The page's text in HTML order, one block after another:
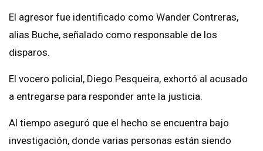
El agresor fue identificado como Wander Contreras,
alias Buche, señalado como responsable de los
disparos.
El vocero policial, Diego Pesqueira, exhortó al acusado
a entregarse para responder ante la justicia.
Al tiempo aseguró que el hecho se encuentra bajo
investigación, donde varias personas están siendo